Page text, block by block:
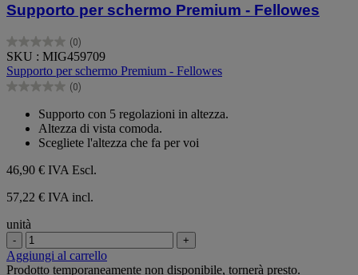
Supporto per schermo Premium - Fellowes
(0)
0.0
su
5
stelle.
SKU : MIG459709
Supporto per schermo Premium - Fellowes
(0)
0.0
Supporto con 5 regolazioni in altezza.
Altezza di vista comoda.
Scegliete l'altezza che fa per voi
46,90 € IVA Escl.
57,22 € IVA incl.
unità
- +
Aggiungi al carrello
Prodotto temporaneamente non disponibile, tornerà presto.